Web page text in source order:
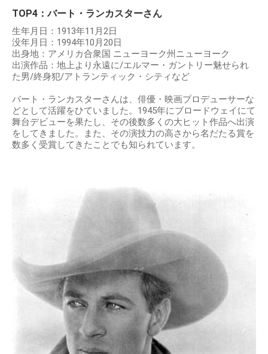
TOP4：バート・ランカスターさん
生年月日：1913年11月2日
没年月日：1994年10月20日
出身地：アメリカ合衆国 ニューヨーク州ニューヨーク
出演作品：地上より永遠に/エルマー・ガントリー魅せられ
た男/終身犯/アトランティック・シティなど
バート・ランカスターさんは、俳優・映画プロデューサーな
どとして活躍をひていました。1945年にブロードウェイにて
舞台デビューを果たし、その後数多くの大ヒット作品へ出演
をしてきました。また、その演技力の高さから名だたる賞を
数多く受賞してきたことでも知られています。